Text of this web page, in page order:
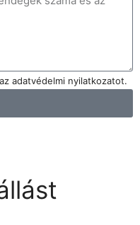
adatvédelmi nyilatkozatot.